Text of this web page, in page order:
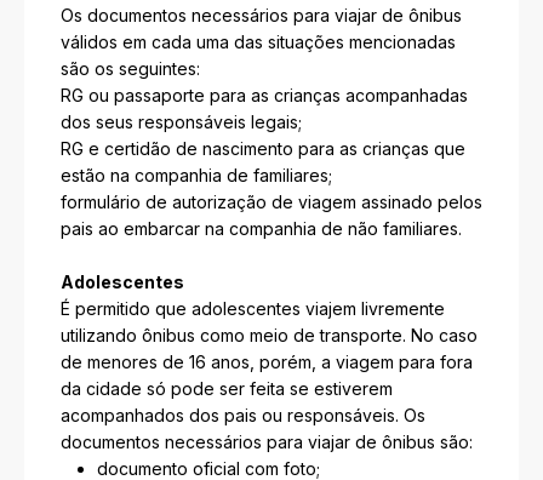
Os documentos necessários para viajar de ônibus
válidos em cada uma das situações mencionadas
são os seguintes:
RG ou passaporte para as crianças acompanhadas
dos seus responsáveis legais;
RG e certidão de nascimento para as crianças que
estão na companhia de familiares;
formulário de autorização de viagem assinado pelos
pais ao embarcar na companhia de não familiares.
Adolescentes
É permitido que adolescentes viajem livremente
utilizando ônibus como meio de transporte. No caso
de menores de 16 anos, porém, a viagem para fora
da cidade só pode ser feita se estiverem
acompanhados dos pais ou responsáveis. Os
documentos necessários para viajar de ônibus são:
documento oficial com foto;